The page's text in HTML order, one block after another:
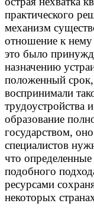
практического
механизм
отношение к
это было
назначению
положенный
воспринимали
трудоустройства
образование
государством,
специалистов
что
подобного
ресурсами
некоторых